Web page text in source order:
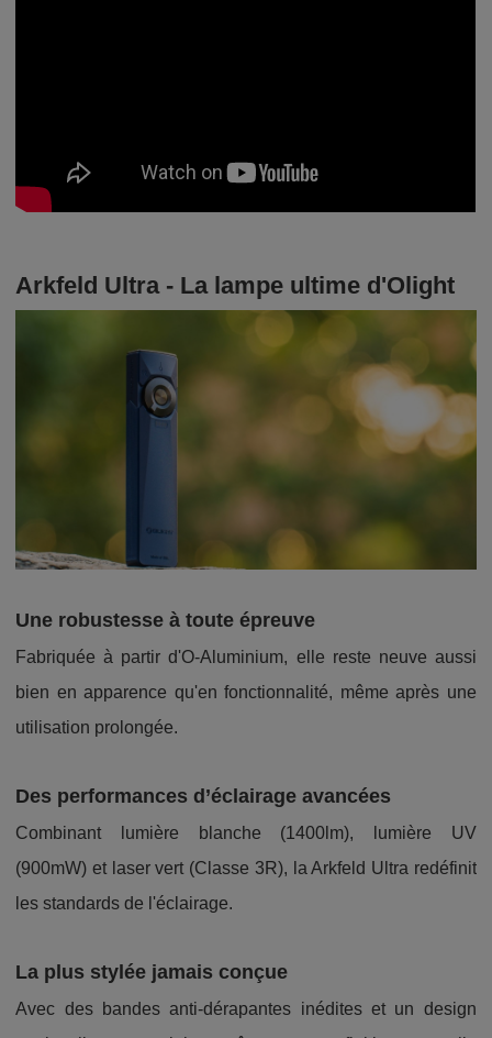
Arkfeld Ultra - La lampe ultime d'Olight
Une robustesse à toute épreuve
Fabriquée à partir d'O-Aluminium, elle reste neuve aussi
bien en apparence qu'en fonctionnalité, même après une
utilisation prolongée.
Des performances d’éclairage avancées
Combinant lumière blanche (1400lm), lumière UV
(900mW) et laser vert (Classe 3R), la Arkfeld Ultra redéfinit
les standards de l'éclairage.
La plus stylée jamais conçue
Avec des bandes anti-dérapantes inédites et un design